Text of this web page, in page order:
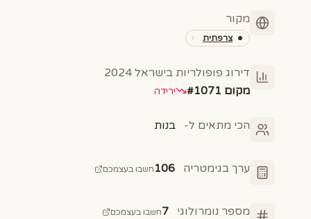
מקור
צרפתית
דירוג פופולריות בישראל 2024
מקום # 1071 ירידה
הכי מתאים ל- בנות
ערך בגימטריה 106 חשבו בעצמכם
מספר נומרולוגי 7חשבו בעצמכם